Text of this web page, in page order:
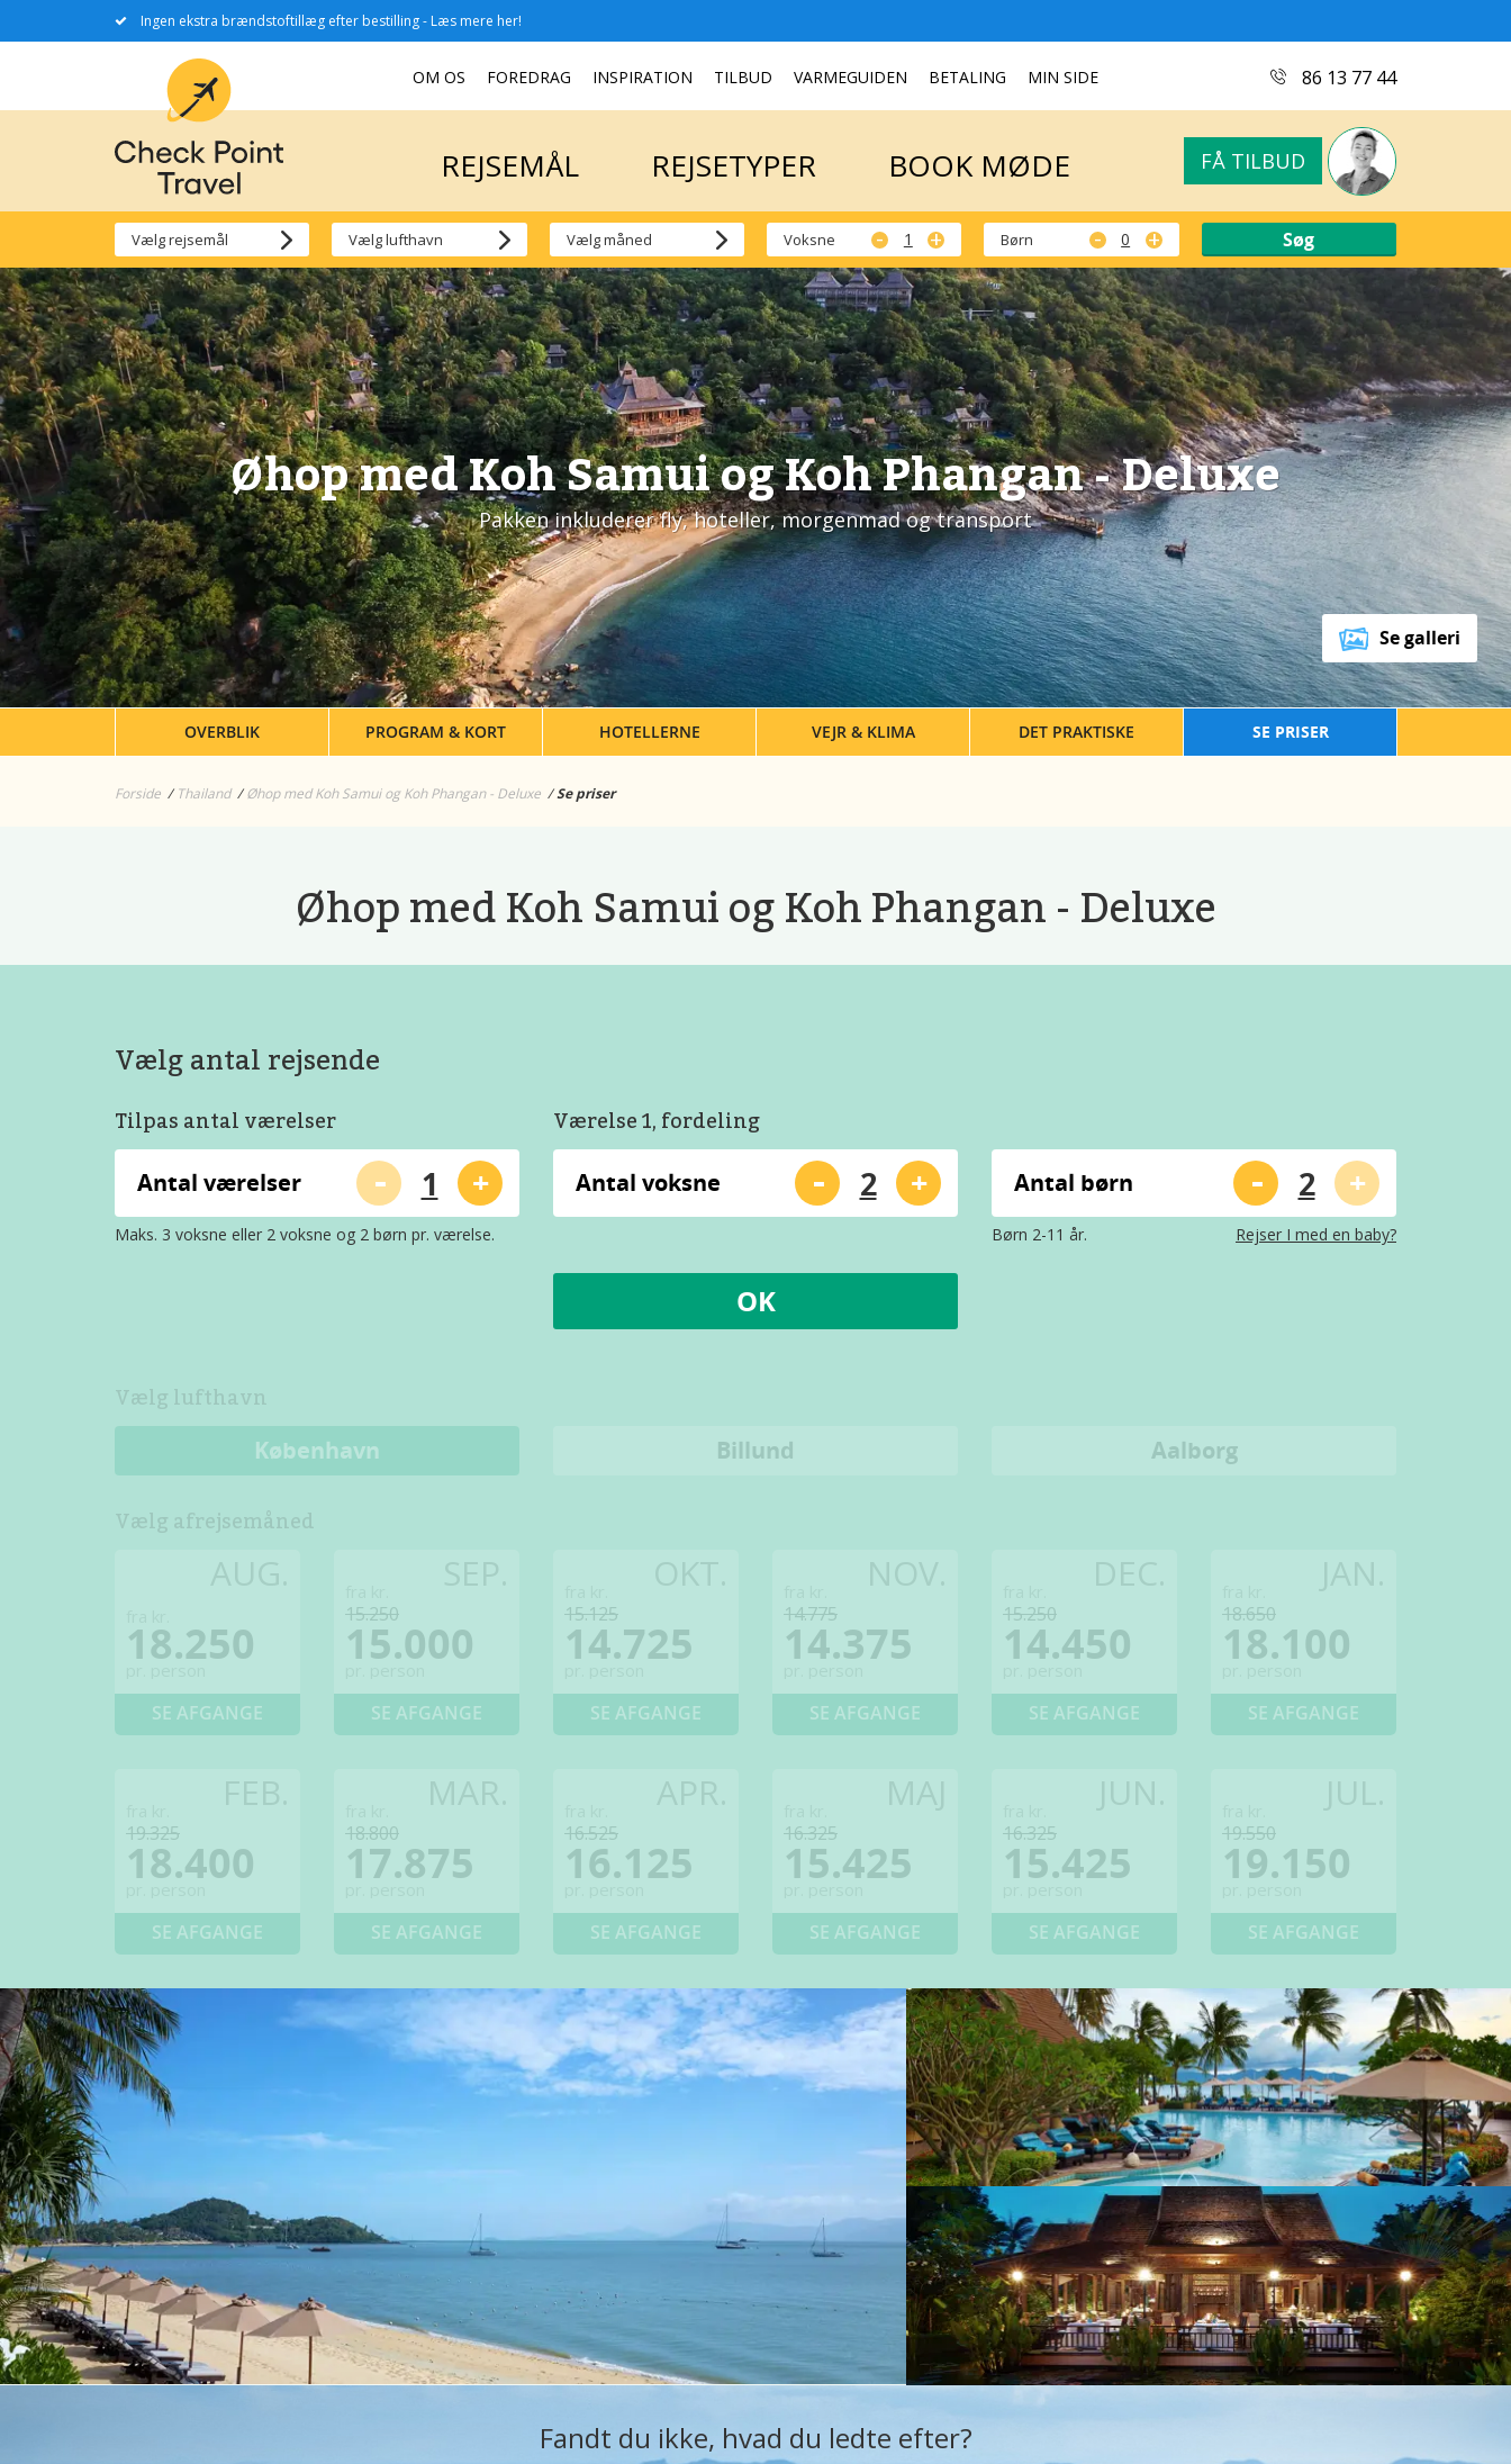
Ingen ekstra brændstoftillæg efter bestilling - Læs mere her!
86 13 77 44
OM OS FOREDRAG INSPIRATION TILBUD VARMEGUIDEN BETALING MIN SIDE
REJSEMÅL REJSETYPER BOOK MØDE FÅ TILBUD
REJSEMÅL REJSETYPER BOOK MØDE FÅ TILBUD
Voksne - + Børn - +
Øhop med Koh Samui og Koh Phangan - Deluxe
Pakken inkluderer fly, hoteller, morgenmad og transport
Se galleri
OVERBLIK PROGRAM & KORT HOTELLERNE VEJR & KLIMA DET PRAKTISKE SE PRISER
Forside Thailand Øhop med Koh Samui og Koh Phangan - Deluxe Se priser
Øhop med Koh Samui og Koh Phangan - Deluxe
Vælg antal rejsende
Tilpas antal værelser
Antal værelser - +
Maks. 3 voksne eller 2 voksne og 2 børn pr. værelse.
Værelse 1, fordeling
Antal voksne - + Antal børn - +
Børn 2-11 år. Rejser I med en baby?
OK
Vælg lufthavn
København Billund Aalborg
Vælg afrejsemåned
18.250
SE AFGANGE
15.250
15.000
SE AFGANGE
15.125
14.725
SE AFGANGE
14.775
14.375
SE AFGANGE
15.250
14.450
SE AFGANGE
18.650
18.100
SE AFGANGE
19.325
18.400
SE AFGANGE
18.800
17.875
SE AFGANGE
16.525
16.125
SE AFGANGE
16.325
15.425
SE AFGANGE
16.325
15.425
SE AFGANGE
19.550
19.150
SE AFGANGE
Fandt du ikke, hvad du ledte efter?